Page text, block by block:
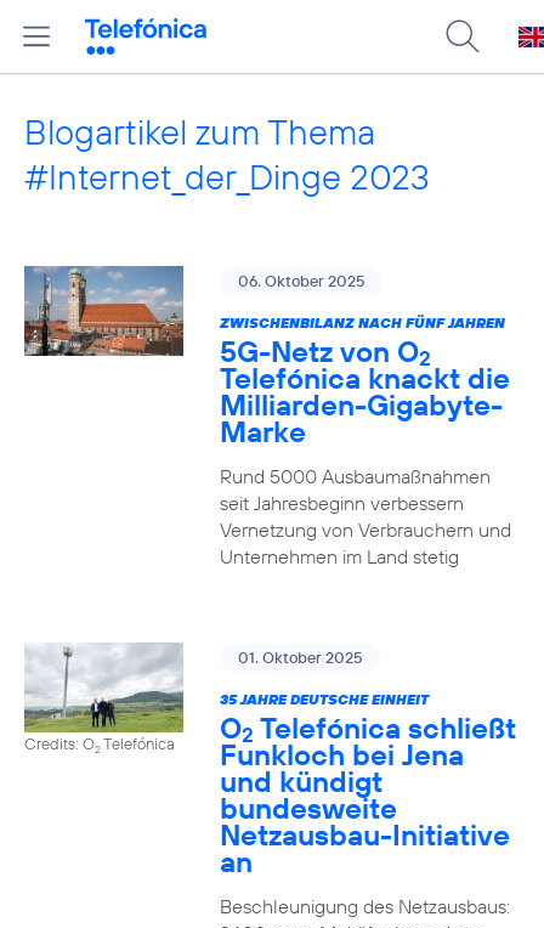
Blogartikel zum Thema
#Internet_der_Dinge 2023
06. Oktober 2025
ZWISCHENBILANZ NACH FÜNF JAHREN
5G-Netz von O2
Telefónica knackt die
Milliarden-Gigabyte-
Marke
Rund 5000 Ausbaumaßnahmen
seit Jahresbeginn verbessern
Vernetzung von Verbrauchern und
Unternehmen im Land stetig
Credits: O2Telefónica
01. Oktober 2025
35 JAHRE DEUTSCHE EINHEIT
O2 Telefónica schließt
Funkloch bei Jena
und kündigt
bundesweite
Netzausbau-Initiative
an
Beschleunigung des Netzausbaus: